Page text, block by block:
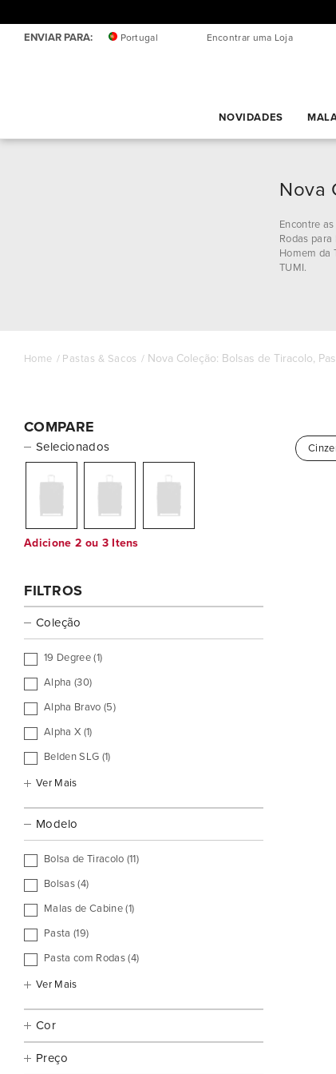
ENVIAR PARA: Portugal Encontrar uma Loja
NOVIDADES
Nova
Encontre
Rodas
Homem da
TUMI.
Home Pastas & Sacos Nova Coleção: Bolsas de Tiracolo,
COMPARE
Selecionados
Adicione 2 ou 3 Itens
FILTROS
Coleção
19 Degree (1)
Alpha (30)
Alpha Bravo (5)
Alpha X (1)
Belden SLG (1)
Ver Mais
Modelo
Bolsa de Tiracolo (11)
Bolsas (4)
Malas de Cabine (1)
Pasta (19)
Pasta com Rodas (4)
Ver Mais
Cor
Preço